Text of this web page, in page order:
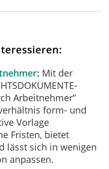
Mit der
Arbeitnehmer“
form- und
Vorlage
Fristen, bietet
lässt sich in wenigen
anpassen.